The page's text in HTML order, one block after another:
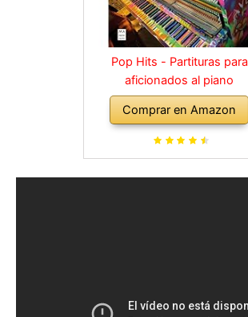
Pop Hits - Partituras para
aficionados al piano
Comprar en Amazon